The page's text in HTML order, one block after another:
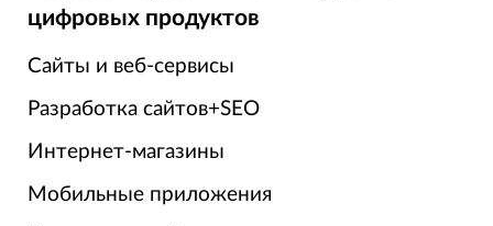
цифровых продуктов
Сайты и веб-сервисы
Разработка сайтов+SEO
Интернет-магазины
Мобильные приложения